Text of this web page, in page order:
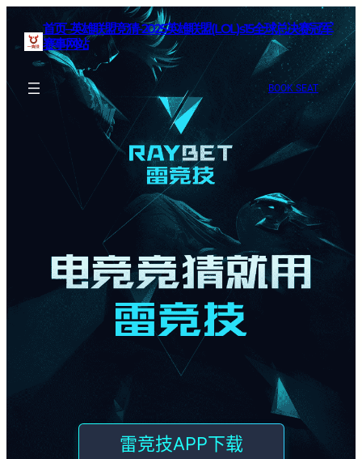
首页–英雄联盟竞猜-2025英雄联盟(LOL)s15全球总决赛冠军
赛事网站
BOOK SEAT